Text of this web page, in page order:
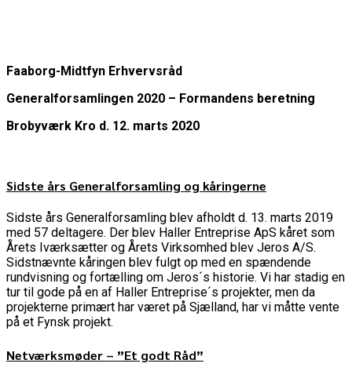
Faaborg-Midtfyn Erhvervsråd
Generalforsamlingen 2020 – Formandens beretning
Brobyværk Kro d. 12. marts 2020
Sidste års Generalforsamling og kåringerne
Sidste års Generalforsamling blev afholdt d. 13. marts 2019
med 57 deltagere. Der blev Haller Entreprise ApS kåret som
Årets Iværksætter og Årets Virksomhed blev Jeros A/S.
Sidstnævnte kåringen blev fulgt op med en spændende
rundvisning og fortælling om Jeros´s historie. Vi har stadig en
tur til gode på en af Haller Entreprise´s projekter, men da
projekterne primært har været på Sjælland, har vi måtte vente
på et Fynsk projekt.
Netværksmøder – ”Et godt Råd”